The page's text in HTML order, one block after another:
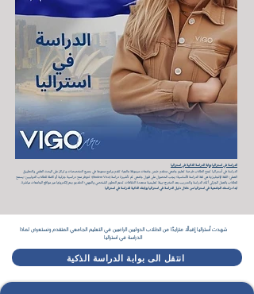
الدراسة في استراليا بوابة الدراسة الذكية في استراليا
الدراسة في أستراليا تمنح الطلاب فرصة تعليم جامعي متقدم ضمن جامعات مرموقة عالميًا؛ تقدم برامج متنوعة في جميع التخصصات وتركز على البحث العلمي والتطبيق
العملي؛ اللغة الإنجليزية هي لغة الدراسة الأساسية؛ يجب الحصول على قبول جامعي ثم تأشيرة دراسة (Student Visa)؛ تتوفر منح دراسية جزئية أو كاملة للطلاب الدوليين؛ يسمح
للطلاب بالعمل الجزئي أثناء الدراسة والتدريب بعد التخرج؛ بيئة تعليمية متعددة الثقافات تدعم التطور الشخصي والمهني؛ التقديم يتم إلكترونيًا عبر مواقع الجامعات مباشرة.
ابدا دراستك الجامعية في استراليا من خلال دليل الدراسة في استراليا بوابتك الذكية للدراسة في استراليا
شهدت أستراليا إقبالًا متزايدًا من الطلاب الدوليين الراغبين في التعليم الجامعي المتقدم ونستعرض لماذا
الدراسة في استراليا
انتقل الى بوابة الدراسة الذكية